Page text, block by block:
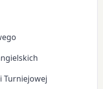
Turniejowej